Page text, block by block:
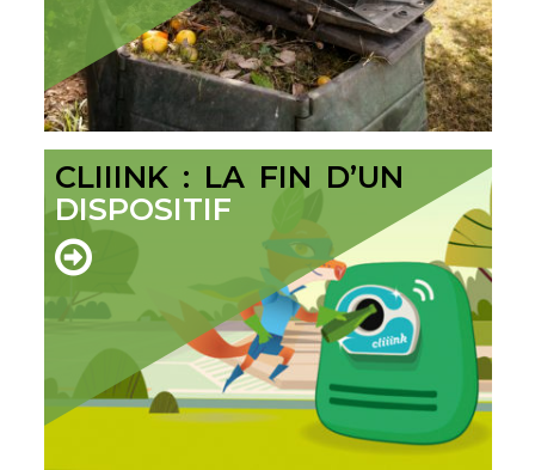
CLIIINK : LA FIN D’UN
DISPOSITIF